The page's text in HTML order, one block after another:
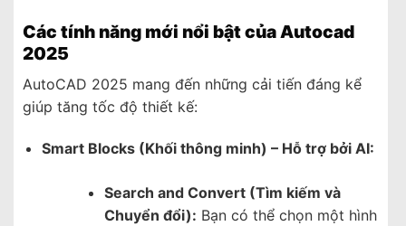
Các tính năng mới nổi bật của Autocad
2025
AutoCAD 2025 mang đến những cải tiến đáng kể
giúp tăng tốc độ thiết kế:
Smart Blocks (Khối thông minh) – Hỗ trợ bởi AI:
Search and Convert (Tìm kiếm và
Chuyển đổi): Bạn có thể chọn một hình